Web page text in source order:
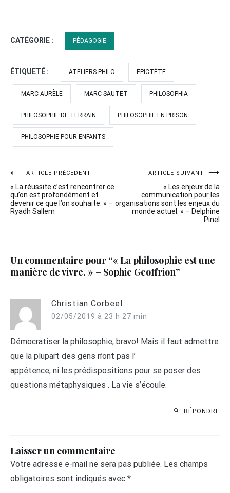
CATÉGORIE : PÉDAGOGIE
ÉTIQUETÉ : ATELIERS PHILO EPICTÈTE
MARC AURÈLE MARC SAUTET PHILOSOPHIA
PHILOSOPHIE DE TERRAIN PHILOSOPHIE EN PRISON
PHILOSOPHIE POUR ENFANTS
Navigation
de
l’article
ARTICLE PRÉCÉDENT
« La réussite c’est rencontrer ce
qu’on est profondément et
devenir ce que l’on souhaite. » –
Ryadh Sallem
ARTICLE SUIVANT
« Les enjeux de la
communication pour les
organisations sont les enjeux du
monde actuel. » – Delphine
Pinel
Un commentaire pour “« La philosophie est une
manière de vivre. » – Sophie Geoffrion”
Christian Corbeel
02/05/2019 à 23 h 27 min
Démocratiser la philosophie, bravo! Mais il faut admettre
que la plupart des gens n’ont pas l’
appétence, ni les prédispositions pour se poser des
questions métaphysiques . La vie s’écoule.
RÉPONDRE
Laisser un commentaire
Votre adresse e-mail ne sera pas publiée. Les champs
obligatoires sont indiqués avec *